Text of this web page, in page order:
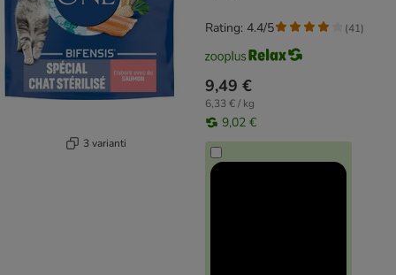
3 varianti
9,49 €
6,33 € / kg
9,02 €
Rating: 4.4/5 (41)